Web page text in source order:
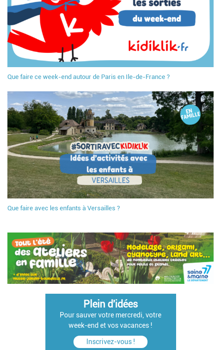
Que faire ce week-end autour de Paris en Ile-de-France ?
Que faire avec les enfants à Versailles ?
Plein d'idées
Pour sauver votre mercredi, votre
week-end et vos vacances !
Inscrivez-vous !